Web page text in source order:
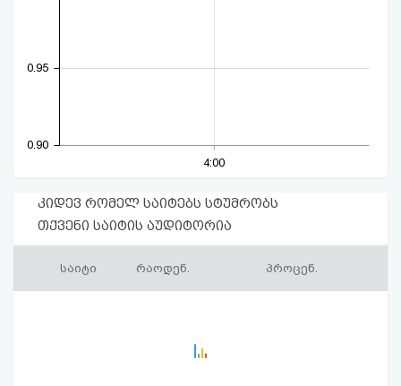
4:00
0.90
0.95
კიდევ რომელ საიტებს სტუმრობს
თქვენი საიტის აუდიტორია
საიტი რაოდენ. პროცენ.